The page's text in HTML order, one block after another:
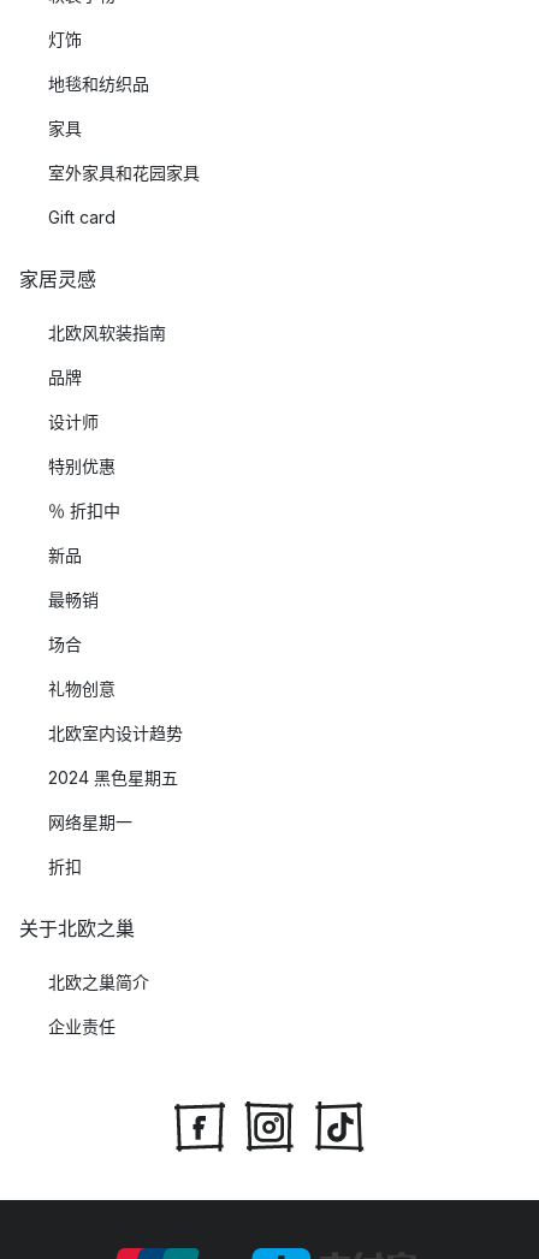
灯饰
地毯和纺织品
家具
室外家具和花园家具
Gift card
家居灵感
北欧风软装指南
品牌
设计师
特别优惠
％ 折扣中
新品
最畅销
场合
礼物创意
北欧室内设计趋势
2024 黑色星期五
网络星期一
折扣
关于北欧之巢
北欧之巢简介
企业责任